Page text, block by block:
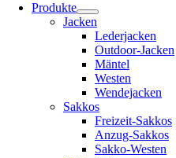
Produkte
Jacken
Lederjacken
Outdoor-Jacken
Mäntel
Westen
Wendejacken
Sakkos
Freizeit-Sakkos
Anzug-Sakkos
Sakko-Westen